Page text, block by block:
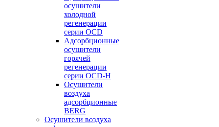
осушители
холодной
регенерации
серии OCD
Адсорбционные
осушители
горячей
регенерации
серии OСD-H
Осушители
воздуха
адсорбционные
BERG
Осушители воздуха